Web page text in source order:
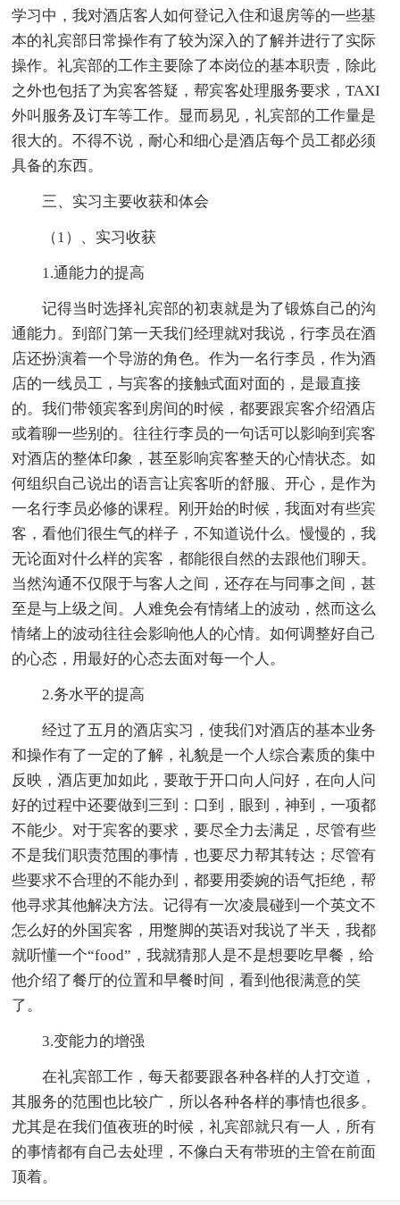
学习中，我对酒店客人如何登记入住和退房等的一些基
本的礼宾部日常操作有了较为深入的了解并进行了实际
操作。礼宾部的工作主要除了本岗位的基本职责，除此
之外也包括了为宾客答疑，帮宾客处理服务要求，TAXI
外叫服务及订车等工作。显而易见，礼宾部的工作量是
很大的。不得不说，耐心和细心是酒店每个员工都必须
具备的东西。
三、实习主要收获和体会
（1）、实习收获
1.通能力的提高
记得当时选择礼宾部的初衷就是为了锻炼自己的沟
通能力。到部门第一天我们经理就对我说，行李员在酒
店还扮演着一个导游的角色。作为一名行李员，作为酒
店的一线员工，与宾客的接触式面对面的，是最直接
的。我们带领宾客到房间的时候，都要跟宾客介绍酒店
或着聊一些别的。往往行李员的一句话可以影响到宾客
对酒店的整体印象，甚至影响宾客整天的心情状态。如
何组织自己说出的语言让宾客听的舒服、开心，是作为
一名行李员必修的课程。刚开始的时候，我面对有些宾
客，看他们很生气的样子，不知道说什么。慢慢的，我
无论面对什么样的宾客，都能很自然的去跟他们聊天。
当然沟通不仅限于与客人之间，还存在与同事之间，甚
至是与上级之间。人难免会有情绪上的波动，然而这么
情绪上的波动往往会影响他人的心情。如何调整好自己
的心态，用最好的心态去面对每一个人。
2.务水平的提高
经过了五月的酒店实习，使我们对酒店的基本业务
和操作有了一定的了解，礼貌是一个人综合素质的集中
反映，酒店更加如此，要敢于开口向人问好，在向人问
好的过程中还要做到三到：口到，眼到，神到，一项都
不能少。对于宾客的要求，要尽全力去满足，尽管有些
不是我们职责范围的事情，也要尽力帮其转达；尽管有
些要求不合理的不能办到，都要用委婉的语气拒绝，帮
他寻求其他解决方法。记得有一次凌晨碰到一个英文不
怎么好的外国宾客，用蹩脚的英语对我说了半天，我都
就听懂一个“food”，我就猜那人是不是想要吃早餐，给
他介绍了餐厅的位置和早餐时间，看到他很满意的笑
了。
3.变能力的增强
在礼宾部工作，每天都要跟各种各样的人打交道，
其服务的范围也比较广，所以各种各样的事情也很多。
尤其是在我们值夜班的时候，礼宾部就只有一人，所有
的事情都有自己去处理，不像白天有带班的主管在前面
顶着。